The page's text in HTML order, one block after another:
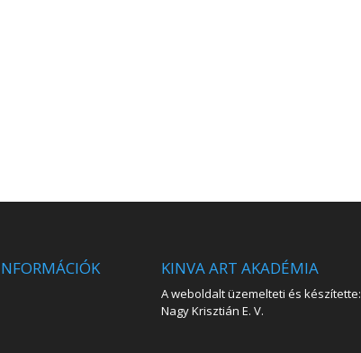
KINVA ART AKADÉMIA
A weboldalt üzemelteti és készítette:
Nagy Krisztián E. V.